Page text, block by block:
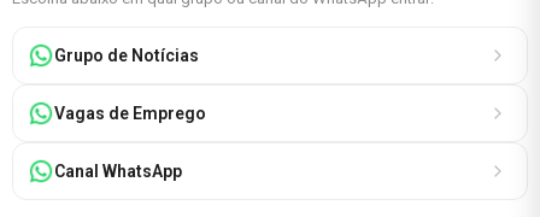
Grupo de Notícias
Vagas de Emprego
Canal WhatsApp